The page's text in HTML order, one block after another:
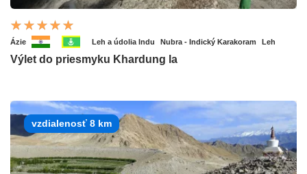
Ázie Leh a údolia Indu Nubra - Indický Karakoram Leh
Výlet do priesmyku Khardung la
vzdialenosť 8 km